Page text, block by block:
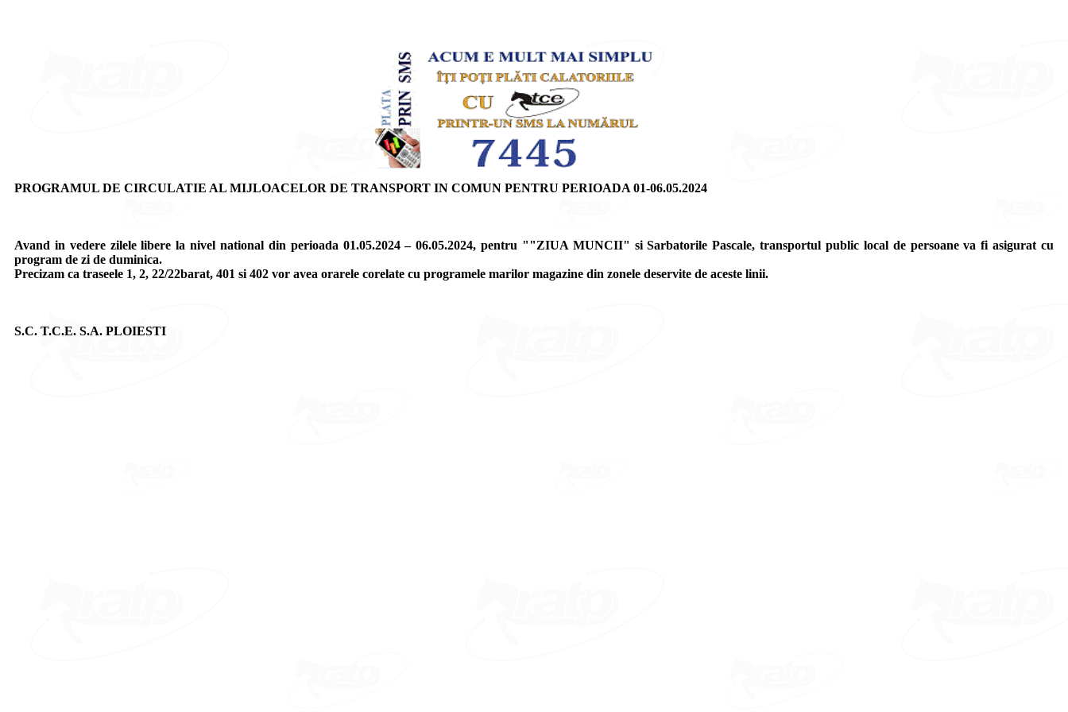
PROGRAMUL DE CIRCULATIE AL MIJLOACELOR DE TRANSPORT IN COMUN PENTRU PERIOADA 01-06.05.2024
Avand in vedere zilele libere la nivel national din perioada 01.05.2024 – 06.05.2024, pentru ""ZIUA MUNCII" si Sarbatorile Pascale, transportul public local de persoane va fi asigurat cu
program de zi de duminica.
Precizam ca traseele 1, 2, 22/22barat, 401 si 402 vor avea orarele corelate cu programele marilor magazine din zonele deservite de aceste linii.
S.C. T.C.E. S.A. PLOIESTI